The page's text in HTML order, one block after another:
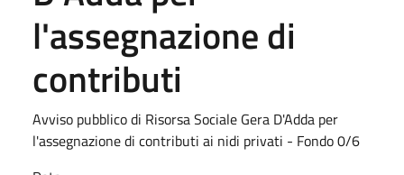
l'assegnazione di
contributi
Avviso pubblico di Risorsa Sociale Gera D'Adda per
l'assegnazione di contributi ai nidi privati - Fondo 0/6